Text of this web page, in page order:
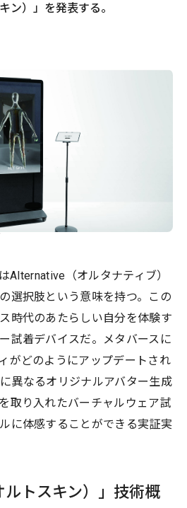
ン）」を発表する。
Alternative（オルタナティブ）
選択肢という意味を持つ。この
時代のあたらしい自分を体験す
試着デバイスだ。メタバースに
がどのようにアップデートされ
異なるオリジナルアバター生成
取り入れたバーチャルウェア試
に体感することができる実証実
ルトスキン）」技術概